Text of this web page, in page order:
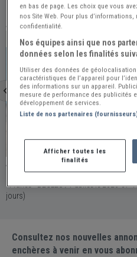
À VOIR ÉGALEMENT
PRO
Begles
AUSTIN HEALEY 3000 BJ8
1964
France - BEGLES / Publiée le 2026-07-13 (Il y a 26
jours)
Consultez nos nouvelles
enchères à venir en vous
en bas de page. Les choix que vous
nos Site Web. Pour plus
confidentialité.
Nos équipes ainsi que nos
données selon les finalités
Utiliser des données de
caractéristiques de l’appareil pour
des informations sur un appareil.
mesure de performance des publicités
développement de services.
Liste de nos partenaires
Afficher toutes les
finalités